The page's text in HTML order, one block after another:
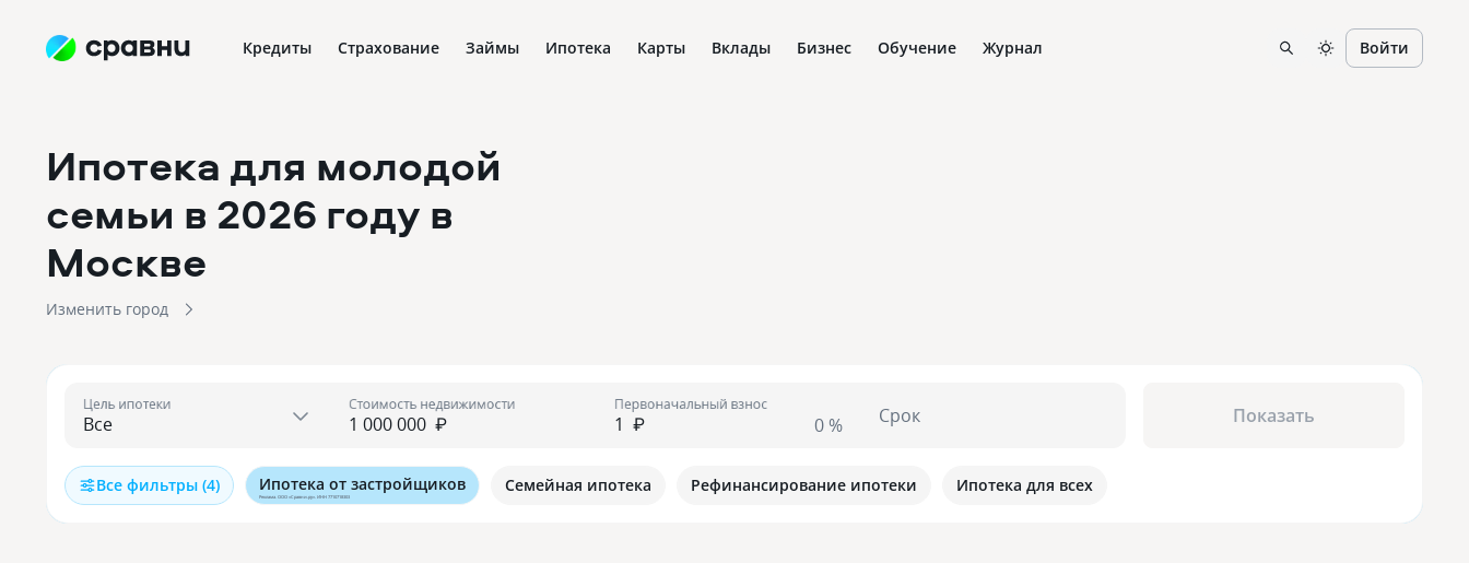
Кредиты Страхование Займы Ипотека Карты Вклады Бизнес Обучение Журнал Войти
Ипотека для молодой
семьи в 2026 году в
Москве
Изменить город
Цель ипотеки
₽
Стоимость недвижимости
₽
Первоначальный взнос
0 % Срок Показать
Все фильтры (4) Ипотека от застройщиков
Реклама. ООО «Сравни.ру». ИНН 7710718303
Семейная ипотека Рефинансирование ипотеки Ипотека для всех